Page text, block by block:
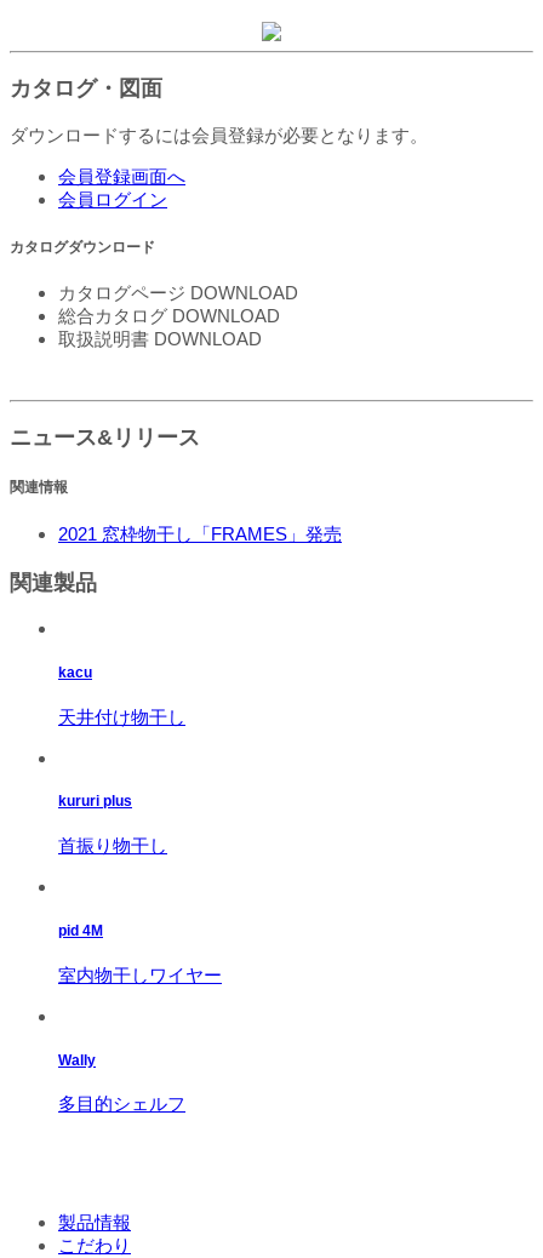
カタログ・図面
ダウンロードするには会員登録が必要となります。
会員登録画面へ
会員ログイン
カタログダウンロード
カタログページ DOWNLOAD
総合カタログ DOWNLOAD
取扱説明書 DOWNLOAD
ニュース&リリース
関連情報
2021 窓枠物干し「FRAMES」発売
関連製品
kacu
天井付け物干し
kururi plus
首振り物干し
pid 4M
室内物干しワイヤー
Wally
多目的シェルフ
製品情報
こだわり